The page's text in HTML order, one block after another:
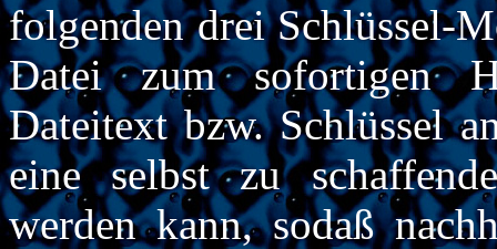
folgenden drei Schlüssel-
Datei zum sofortigen
Dateitext bzw. Schlüssel
eine selbst zu
werden kann, sodaß